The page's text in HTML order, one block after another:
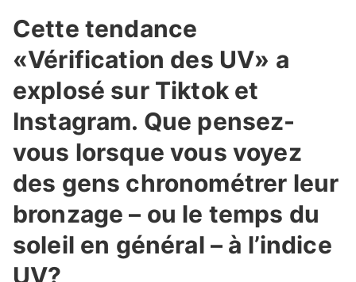
Cette tendance
«Vérification des UV» a
explosé sur Tiktok et
Instagram. Que pensez-
vous lorsque vous voyez
des gens chronométrer leur
bronzage – ou le temps du
soleil en général – à l’indice
UV?